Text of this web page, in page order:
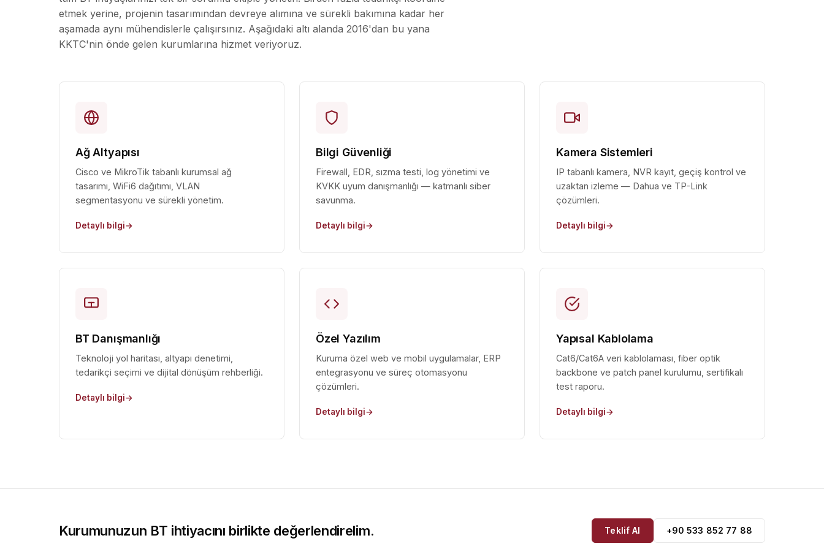
etmek yerine, projenin tasarımından devreye alımına ve sürekli bakımına kadar her
aşamada aynı mühendislerle çalışırsınız. Aşağıdaki altı alanda 2016'dan bu yana
KKTC'nin önde gelen kurumlarına hizmet veriyoruz.
Ağ Altyapısı
Cisco ve MikroTik tabanlı kurumsal ağ
tasarımı, WiFi6 dağıtımı, VLAN
segmentasyonu ve sürekli yönetim.
Detaylı bilgi
Bilgi Güvenliği
Firewall, EDR, sızma testi, log yönetimi ve
KVKK uyum danışmanlığı — katmanlı siber
savunma.
Detaylı bilgi
Kamera Sistemleri
IP tabanlı kamera, NVR kayıt, geçiş kontrol ve
uzaktan izleme — Dahua ve TP-Link
çözümleri.
Detaylı bilgi
BT Danışmanlığı
Teknoloji yol haritası, altyapı denetimi,
tedarikçi seçimi ve dijital dönüşüm rehberliği.
Detaylı bilgi
Özel Yazılım
Kuruma özel web ve mobil uygulamalar, ERP
entegrasyonu ve süreç otomasyonu
çözümleri.
Detaylı bilgi
Yapısal Kablolama
Cat6/Cat6A veri kablolaması, fiber optik
backbone ve patch panel kurulumu, sertifikalı
test raporu.
Detaylı bilgi
Kurumunuzun BT ihtiyacını birlikte değerlendirelim. Teklif Al +90 533 852 77 88